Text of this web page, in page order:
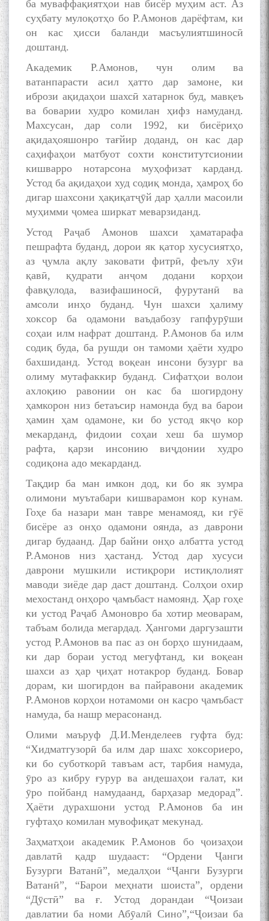
ба муваффақиятҳои нав бисёр муҳим аст. Аз
суҳбату мулоқотҳо бо Р.Амонов дарёфтам, ки
он кас ҳисси баланди масъулиятшиносӣ
доштанд.
Академик Р.Амонов, чун олим ва
ватанпарасти асил ҳатто дар замоне, ки
ибрози ақидаҳои шахсӣ хатарнок буд, мавқеъ
ва боварии худро комилан ҳифз намуданд.
Махсусан, дар соли 1992, ки бисёриҳо
ақидаҳояшонро тағйир доданд, он кас дар
саҳифаҳои матбуот сохти конститутсионии
кишварро нотарсона муҳофизат карданд.
Устод ба ақидаҳои худ содиқ монда, ҳамроҳ бо
дигар шахсони ҳақиқатҷӯй дар ҳалли масоили
муҳимми ҷомеа ширкат меварзиданд.
Устод Раҷаб Амонов шахси ҳаматарафа
пешрафта буданд, дорои як қатор хусусиятҳо,
аз ҷумла ақлу заковати фитрӣ, феълу хӯи
қавӣ, қудрати анҷом додани корҳои
фавқулода, вазифашиносӣ, фурутанӣ ва
амсоли инҳо буданд. Чун шахси ҳалиму
хоксор ба одамони ваъдабозу гапфурӯши
соҳаи илм нафрат доштанд. Р.Амонов ба илм
содиқ буда, ба рушди он тамоми ҳаёти худро
бахшиданд. Устод воқеан инсони бузург ва
олиму мутафаккир буданд. Сифатҳои волои
ахлоқию равонии он кас ба шогирдону
ҳамкорон низ бетаъсир намонда буд ва барои
ҳамин ҳам одамоне, ки бо устод якҷо кор
мекарданд, фидоии соҳаи хеш ба шумор
рафта, қарзи инсонию виҷдонии худро
содиқона адо мекарданд.
Тақдир ба ман имкон дод, ки бо як зумра
олимони муътабари кишварамон кор кунам.
Гоҳе ба назари ман тавре менамояд, ки гӯё
бисёре аз онҳо одамони оянда, аз даврони
дигар будаанд. Дар байни онҳо албатта устод
Р.Амонов низ ҳастанд. Устод дар хусуси
даврони мушкили истиқрори истиқлолият
маводи зиёде дар даст доштанд. Солҳои охир
мехостанд онҳоро ҷамъбаст намоянд. Ҳар гоҳе
ки устод Раҷаб Амоновро ба хотир меоварам,
табъам болида мегардад. Ҳангоми даргузашти
устод Р.Амонов ва пас аз он борҳо шунидаам,
ки дар бораи устод мегуфтанд, ки воқеан
шахси аз ҳар ҷиҳат нотакрор буданд. Бовар
дорам, ки шогирдон ва пайравони академик
Р.Амонов корҳои нотамоми он касро ҷамъбаст
намуда, ба нашр мерасонанд.
Олими маъруф Д.И.Менделеев гуфта буд:
“Хидматгузорӣ ба илм дар шахс хоксориеро,
ки бо суботкорӣ тавъам аст, тарбия намуда,
ӯро аз кибру ғурур ва андешаҳои ғалат, ки
ӯро пойбанд намудаанд, барҳазар медорад”.
Ҳаёти дурахшони устод Р.Амонов ба ин
гуфтаҳо комилан мувофиқат мекунад.
Заҳматҳои академик Р.Амонов бо ҷоизаҳои
давлатӣ қадр шудааст: “Ордени Ҷанги
Бузурги Ватанӣ”, медалҳои “Ҷанги Бузурги
Ватанӣ”, “Барои меҳнати шоиста”, ордени
“Дӯстӣ” ва ғ. Устод дорандаи “Ҷоизаи
давлатии ба номи Абӯалӣ Сино”,“Ҷоизаи ба